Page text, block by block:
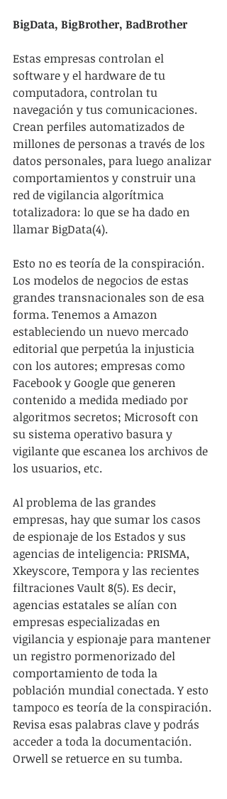
BigData, BigBrother, BadBrother
Estas empresas controlan el
software y el hardware de tu
computadora, controlan tu
navegación y tus comunicaciones.
Crean perfiles automatizados de
millones de personas a través de los
datos personales, para luego analizar
comportamientos y construir una
red de vigilancia algorítmica
totalizadora: lo que se ha dado en
llamar BigData(4).
Esto no es teoría de la conspiración.
Los modelos de negocios de estas
grandes transnacionales son de esa
forma. Tenemos a Amazon
estableciendo un nuevo mercado
editorial que perpetúa la injusticia
con los autores; empresas como
Facebook y Google que generen
contenido a medida mediado por
algoritmos secretos; Microsoft con
su sistema operativo basura y
vigilante que escanea los archivos de
los usuarios, etc.
Al problema de las grandes
empresas, hay que sumar los casos
de espionaje de los Estados y sus
agencias de inteligencia: PRISMA,
Xkeyscore, Tempora y las recientes
filtraciones Vault 8(5). Es decir,
agencias estatales se alían con
empresas especializadas en
vigilancia y espionaje para mantener
un registro pormenorizado del
comportamiento de toda la
población mundial conectada. Y esto
tampoco es teoría de la conspiración.
Revisa esas palabras clave y podrás
acceder a toda la documentación.
Orwell se retuerce en su tumba.